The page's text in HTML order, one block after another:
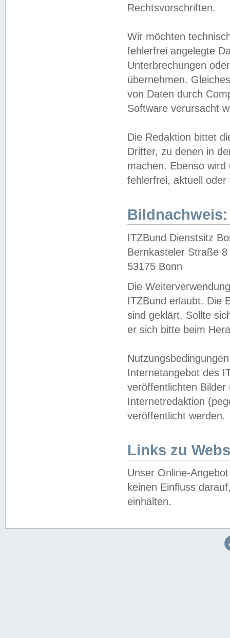
Rechtsvorschriften.
Wir möchten
fehlerfrei angelegte
Unterbrechungen
übernehmen.
von Daten durch
Software verursacht
Die Redaktion bittet
Dritter, zu denen in
machen. Ebenso
fehlerfrei, aktuell oder
Bildnachweis:
ITZBund Dienstsitz
Bernkasteler Straße 8
53175 Bonn
Die
ITZBund erlaubt. Die
sind geklärt. Sollte
er sich bitte beim
Internetangebot des
veröffentlichten
Internetredaktion
veröffentlicht werden.
Links zu
Unser Online-
keinen Einfluss
einhalten.